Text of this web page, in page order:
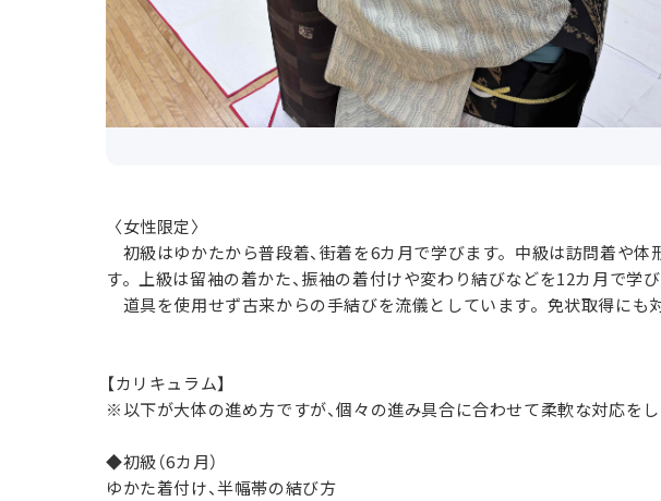
〈女性限定〉
初級はゆかたから普段着、街着を6カ月で学びます。中級は訪問着や体
す。上級は留袖の着かた、振袖の着付けや変わり結びなどを12カ月で学び
道具を使用せず古来からの手結びを流儀としています。免状取得にも
【カリキュラム】
※以下が大体の進め方ですが、個々の進み具合に合わせて柔軟な対応をし
◆初級（6カ月）
ゆかた着付け、半幅帯の結び方